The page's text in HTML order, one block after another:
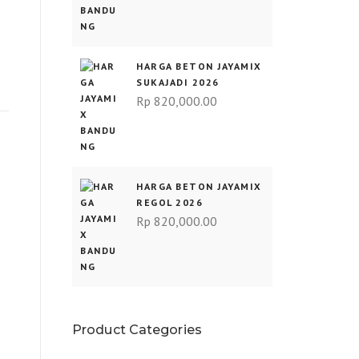
HARGA BETON JAYAMIX
SUKAJADI 2026
Rp 820,000.00
HARGA BETON JAYAMIX
REGOL 2026
Rp 820,000.00
Product Categories